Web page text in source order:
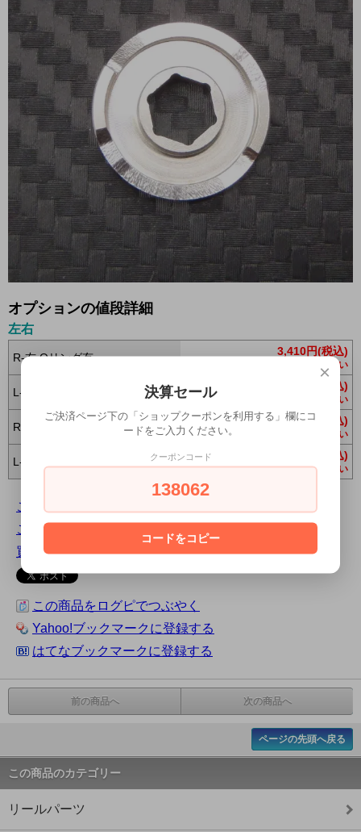
オプションの値段詳細
左右
R-右 Oリング有 3,410円(税込)
在庫 0 お問合わせください
L-左Oリング有 3,410円(税込)
在庫 0 お問合わせください
R-右 Oリング無 3,410円(税込)
在庫 0 お問合わせください
L-左 Oリング無 3,410円(税込)
在庫 0 お問合わせください
この商品について問い合わせる
この商品を友達に教える
買い物を続ける
この商品をログピでつぶやく
Yahoo!ブックマークに登録する
はてなブックマークに登録する
前の商品へ 次の商品へ
ページの先頭へ戻る
この商品のカテゴリー
リールパーツ
×
決算セール
ご決済ページ下の「ショップクーポンを利用する」欄にコ
ードをご入力ください。
クーポンコード
138062
コードをコピー